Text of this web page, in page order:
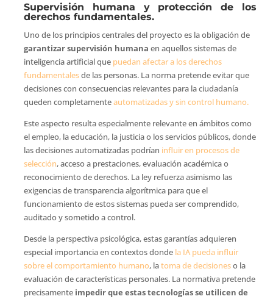
Supervisión humana y protección de los
derechos fundamentales.
Uno de los principios centrales del proyecto es la obligación de
garantizar supervisión humana en aquellos sistemas de
inteligencia artificial que puedan afectar a los derechos
fundamentalesde las personas. La norma pretende evitar que
decisiones con consecuencias relevantes para la ciudadanía
queden completamenteautomatizadas y sin control humano.
Este aspecto resulta especialmente relevante en ámbitos como
el empleo, la educación, la justicia o los servicios públicos, donde
las decisiones automatizadas podrían influir en procesos de
selección, acceso a prestaciones, evaluación académica o
reconocimiento de derechos. La ley refuerza asimismo las
exigencias de transparencia algorítmica para que el
funcionamiento de estos sistemas pueda ser comprendido,
auditado y sometido a control.
Desde la perspectiva psicológica, estas garantías adquieren
especial importancia en contextos donde la IA pueda influir
sobre el comportamiento humano, latoma de decisioneso la
evaluación de características personales. La normativa pretende
precisamente impedir que estas tecnologías se utilicen de